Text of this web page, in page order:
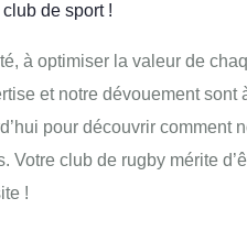
de sport !
à optimiser la valeur de
et notre dévouement sont
pour découvrir comment
club de rugby mérite
!